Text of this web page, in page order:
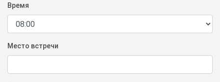
Время
Место встречи